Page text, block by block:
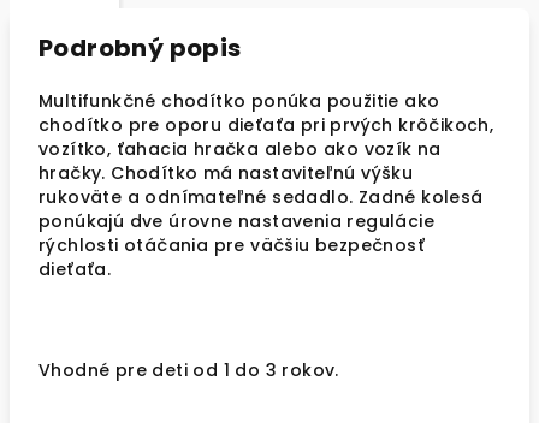
Podrobný popis
Multifunkčné chodítko ponúka použitie ako
chodítko pre oporu dieťaťa pri prvých krôčikoch,
vozítko, ťahacia hračka alebo ako vozík na
hračky. Chodítko má nastaviteľnú výšku
rukoväte a odnímateľné sedadlo. Zadné kolesá
ponúkajú dve úrovne nastavenia regulácie
rýchlosti otáčania pre väčšiu bezpečnosť
dieťaťa.
Vhodné pre deti od 1 do 3 rokov.